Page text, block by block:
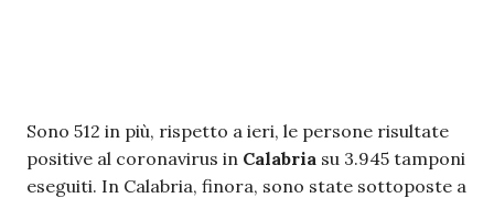
Sono 512 in più, rispetto a ieri, le persone risultate
positive al coronavirus in Calabria su 3.945 tamponi
eseguiti. In Calabria, finora, sono state sottoposte a